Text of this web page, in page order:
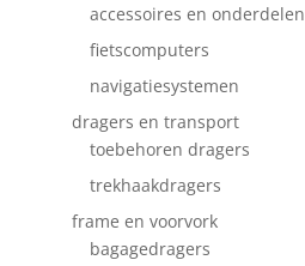
accessoires en onderdelen
fietscomputers
navigatiesystemen
dragers en transport
toebehoren dragers
trekhaakdragers
frame en voorvork
bagagedragers